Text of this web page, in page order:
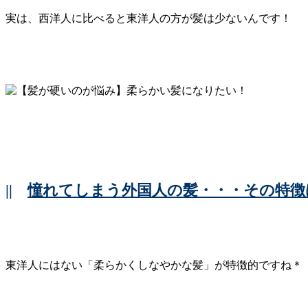
実は、西洋人に比べると東洋人の方が髪は少ないんです！
||憧れてしまう外国人の髪・・・その特
東洋人にはない「柔らかくしなやかな髪」が特徴的ですね＊